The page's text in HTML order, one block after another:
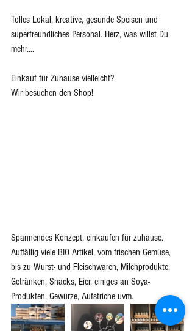
Tolles Lokal, kreative, gesunde Speisen und
superfreundliches Personal. Herz, was willst Du
mehr....
Einkauf für Zuhause vielleicht?
Wir besuchen den Shop!
Spannendes Konzept, einkaufen für zuhause.
Auffällig viele BIO Artikel, vom frischen Gemüse,
bis zu Wurst- und Fleischwaren, Milchprodukte,
Getränken, Snacks, Eier, einiges an Soya-
Produkten, Gewürze, Aufstriche uvm.